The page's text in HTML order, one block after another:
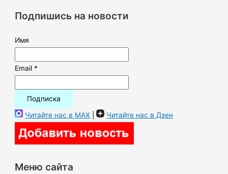
:Подпишись на новости
Имя
Email *
Читайте нас в MAX | Читайте нас в Дзен
Меню сайта